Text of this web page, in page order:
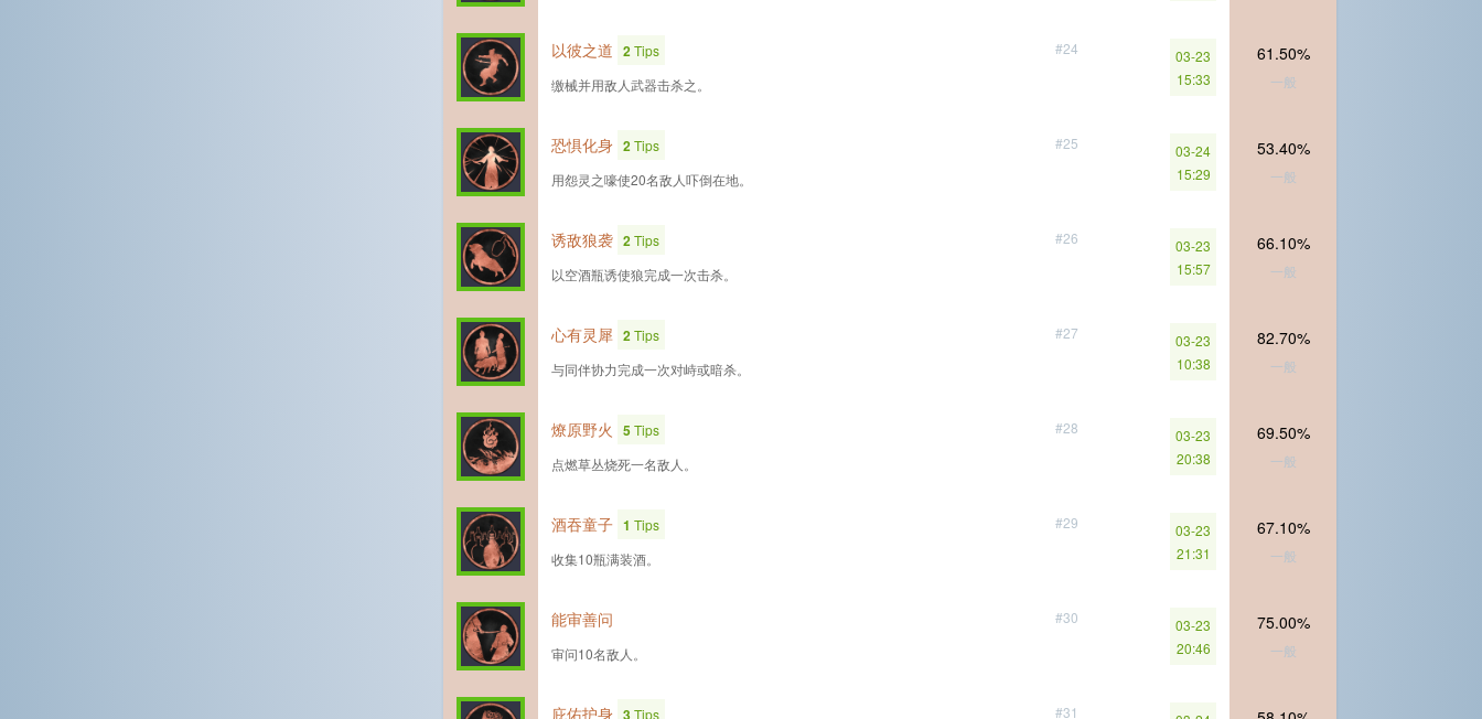
#24
以彼之道 2Tips
缴械并用敌人武器击杀之。
03-23
15:33
61.50%
一般
#25
恐惧化身 2Tips
用怨灵之嚎使20名敌人吓倒在地。
03-24
15:29
53.40%
一般
#26
诱敌狼袭 2Tips
以空酒瓶诱使狼完成一次击杀。
03-23
15:57
66.10%
一般
#27
心有灵犀 2Tips
与同伴协力完成一次对峙或暗杀。
03-23
10:38
82.70%
一般
#28
燎原野火 5Tips
点燃草丛烧死一名敌人。
03-23
20:38
69.50%
一般
#29
酒吞童子 1 Tips
收集10瓶满装酒。
03-23
21:31
67.10%
一般
#30
能审善问
审问10名敌人。
03-23
20:46
75.00%
一般
#31
庇佑护身 3Tips